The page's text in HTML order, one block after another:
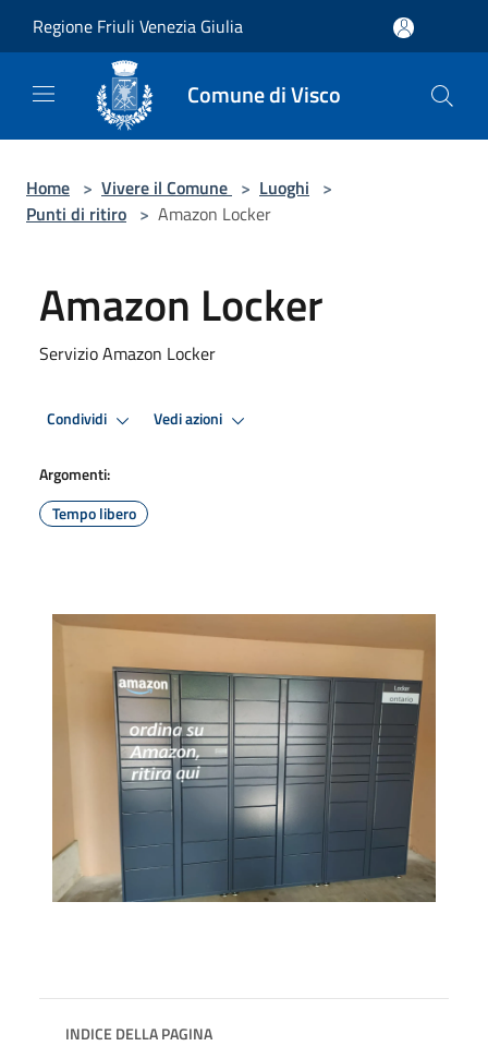
Regione Friuli Venezia Giulia
Comune di Visco
Home > Vivere il Comune > Luoghi >
Punti di ritiro > Amazon Locker
Amazon Locker
Servizio Amazon Locker
Condividi Vedi azioni
Argomenti:
Tempo libero
INDICE DELLA PAGINA